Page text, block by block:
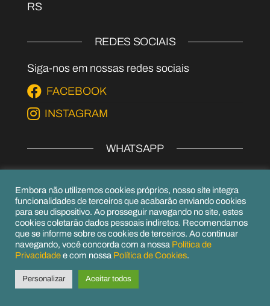
RS
REDES SOCIAIS
Siga-nos em nossas redes sociais
FACEBOOK
INSTAGRAM
WHATSAPP
(54) 99979-6656
(54) 99156-6952
Orgulhosamente mantido com
Tema:Envo eCommerce
Embora não utilizemos cookies próprios, nosso site integra
funcionalidades de terceiros que acabarão enviando cookies
para seu dispositivo. Ao prosseguir navegando no site, estes
cookies coletarão dados pessoais indiretos. Recomendamos
que se informe sobre os cookies de terceiros. Ao continuar
navegando, você concorda com a nossa Política de
Privacidadee com nossa Política de Cookies.
Personalizar Aceitar todos